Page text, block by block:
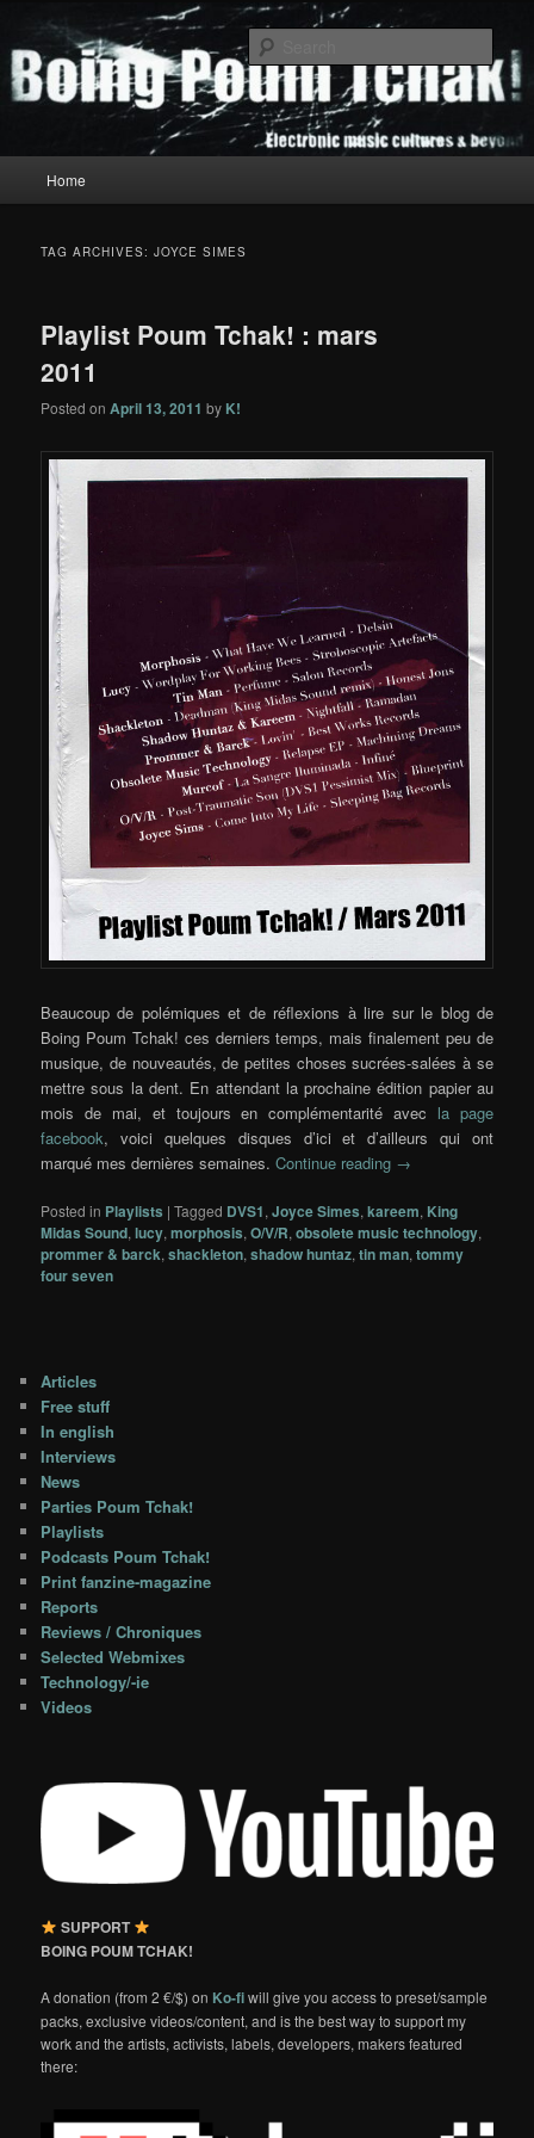
primary
content
secondary
contentBoing Poum Tchak!
Home
TAG ARCHIVES:JOYCE SIMES
Playlist Poum Tchak! : mars
2011
Posted onApril 13, 2011 by K!
Beaucoup de polémiques et de réflexions à lire sur le blog de
Boing Poum Tchak! ces derniers temps, mais finalement peu de
musique, de nouveautés, de petites choses sucrées-salées à se
mettre sous la dent. En attendant la prochaine édition papier au
mois de mai, et toujours en complémentarité avec la page
facebook, voici quelques disques d’ici et d’ailleurs qui ont
marqué mes dernières semaines.Continue reading →
Posted in Playlists |Tagged DVS1,Joyce Simes,kareem, King
Midas Sound,lucy,morphosis,O/V/R,obsolete music technology,
prommer & barck,shackleton,shadow huntaz,tin man,tommy
four seven
Articles
Free stuff
In english
Interviews
News
Parties Poum Tchak!
Playlists
Podcasts Poum Tchak!
Print fanzine-magazine
Reports
Reviews / Chroniques
Selected Webmixes
Technology/-ie
Videos
SUPPORT
BOING POUM TCHAK!
A donation (from 2 €/$) on Ko-fiwill give you access to preset/sample
packs, exclusive videos/content, and is the best way to support my
work and the artists, activists, labels, developers, makers featured
there: